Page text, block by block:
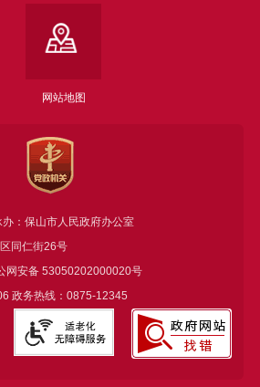
网站地图
：保山市人民政府办公室
同仁街26号
网安备 53050202000020号
政务热线：0875-12345